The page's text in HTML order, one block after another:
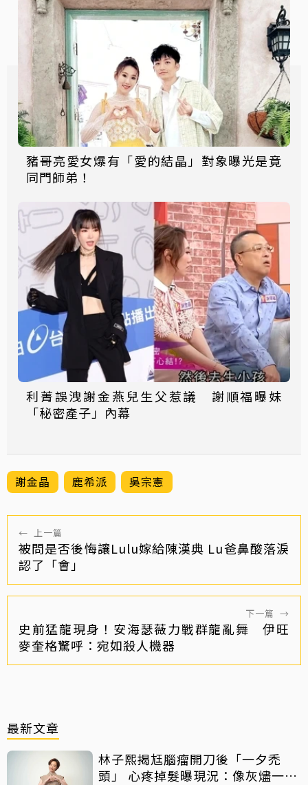
豬哥亮愛女爆有「愛的結晶」對象曝光是竟
同門師弟！
利菁誤洩謝金燕兒生父惹議 謝順福曝妹
「秘密產子」內幕
謝金晶 鹿希派 吳宗憲
← 上一篇
被問是否後悔讓Lulu嫁給陳漢典 Lu爸鼻酸落淚
認了「會」
下一篇 →
史前猛龍現身！安海瑟薇力戰群龍亂舞 伊旺
麥奎格驚呼：宛如殺人機器
最新文章
林子熙揭尪腦瘤開刀後「一夕禿
頭」 心疼掉髮曝現況：像灰燼一直